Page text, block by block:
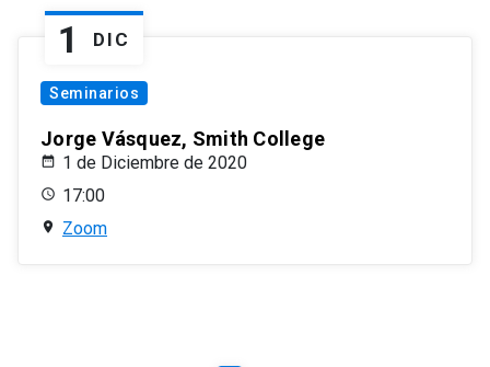
1 DIC
Seminarios
Jorge Vásquez, Smith College
1 de Diciembre de 2020
17:00
Zoom